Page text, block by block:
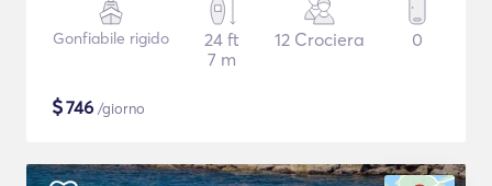
Gonfiabile rigido
24 ft
7 m
12 Crociera 0
$746 /giorno